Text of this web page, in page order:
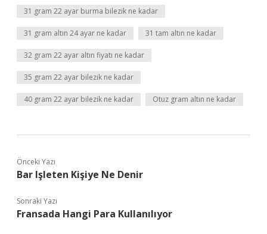
31 gram 22 ayar burma bilezik ne kadar
31 gram altın 24 ayar ne kadar 31 tam altın ne kadar
32 gram 22 ayar altın fiyatı ne kadar
35 gram 22 ayar bilezik ne kadar
40 gram 22 ayar bilezik ne kadar Otuz gram altın ne kadar
Önceki Yazı
Bar Işleten Kişiye Ne Denir
Sonraki Yazı
Fransada Hangi Para Kullanılıyor